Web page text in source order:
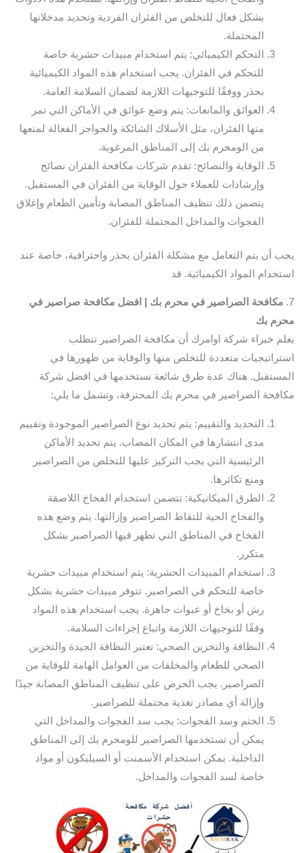
بشكل فعال للتخلص من الفئران الفردية وتحديد مدخلاتها
المحتملة.
التحكم الكيميائي: يتم استخدام مبيدات حشرية خاصة
للتحكم في الفئران. يجب استخدام هذه المواد الكيميائية
بحذر ووفقًا للتوجيهات اللازمة لضمان السلامة العامة.
العوائق والمانعات: يتم وضع عوائق في الأماكن التي تمر
منها الفئران، مثل الأسلاك الشائكة والحواجز الفعالة لمنعها
من الومحرم بك إلى المناطق المرغوبة.
الوقاية والنصائح: تقدم شركات مكافحة الفئران نصائح
وإرشادات للعملاء حول الوقاية من الفئران في المستقبل.
يتضمن ذلك تنظيف المناطق المصابة وتأمين الطعام وإغلاق
الفجوات والمداخل المحتملة للفئران.
يجب أن يتم التعامل مع مشكلة الفئران بحذر واحترافية، خاصة عند
استخدام المواد الكيميائية. قد
7. مكافحة الصراصير في محرم بك | افضل مكافحة صراصير في
محرم بك
يعلم خبراء شركة اوامرك أن مكافحة الصراصير تتطلب
استراتيجيات متعددة للتخلص منها والوقاية من ظهورها في
المستقبل. هناك عدة طرق شائعة نستخدمها في افضل شركة
مكافحة الصراصير في محرم بك المحترفة، وتشمل ما يلي:
التحديد والتقييم: يتم تحديد نوع الصراصير الموجودة وتقييم
مدى انتشارها في المكان المصاب. يتم تحديد الأماكن
الرئيسية التي يجب التركيز عليها للتخلص من الصراصير
ومنع تكاثرها.
الطرق الميكانيكية: تتضمن استخدام الفخاخ اللاصقة
والفخاخ الحية للتقاط الصراصير وإزالتها. يتم وضع هذه
الفخاخ في المناطق التي تظهر فيها الصراصير بشكل
متكرر.
استخدام المبيدات الحشرية: يتم استخدام مبيدات حشرية
خاصة للتحكم في الصراصير. تتوفر مبيدات حشرية بشكل
رش أو بخاخ أو عبوات جاهزة. يجب استخدام هذه المواد
وفقًا للتوجيهات اللازمة واتباع إجراءات السلامة.
النظافة والتخزين الصحي: تعتبر النظافة الجيدة والتخزين
الصحي للطعام والمخلفات من العوامل الهامة للوقاية من
الصراصير. يجب الحرص على تنظيف المناطق المصابة جيدًا
وإزالة أي مصادر تغذية محتملة للصراصير.
الختم وسد الفجوات: يجب سد الفجوات والمداخل التي
يمكن أن تستخدمها الصراصير للومحرم بك إلى المناطق
الداخلية. يمكن استخدام الأسمنت أو السيليكون أو مواد
خاصة لسد الفجوات والمداخل.